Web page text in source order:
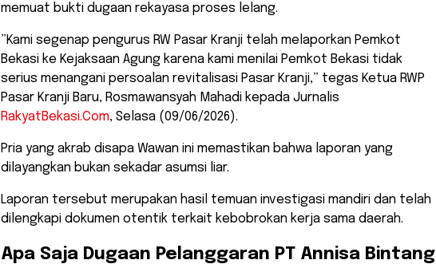
memuat bukti dugaan rekayasa proses lelang.
​”Kami segenap pengurus RW Pasar Kranji telah melaporkan Pemkot
Bekasi ke Kejaksaan Agung karena kami menilai Pemkot Bekasi tidak
serius menangani persoalan revitalisasi Pasar Kranji,” tegas Ketua RWP
Pasar Kranji Baru, Rosmawansyah Mahadi kepada Jurnalis
RakyatBekasi.Com, Selasa (09/06/2026).
​Pria yang akrab disapa Wawan ini memastikan bahwa laporan yang
dilayangkan bukan sekadar asumsi liar.
Laporan tersebut merupakan hasil temuan investigasi mandiri dan telah
dilengkapi dokumen otentik terkait kebobrokan kerja sama daerah.
​Apa Saja Dugaan Pelanggaran PT Annisa Bintang